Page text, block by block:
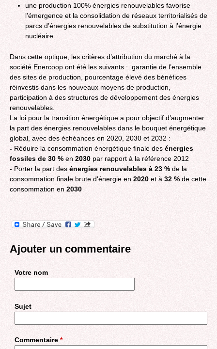
une production 100% énergies renouvelables favorise
l’émergence et la consolidation de réseaux territorialisés de
parcs d’énergies renouvelables de substitution à l’énergie
nucléaire
Dans cette optique, les critères d’attribution du marché à la
société Enercoop ont été les suivants : garantie de l’ensemble
des sites de production, pourcentage élevé des bénéfices
réinvestis dans les nouveaux moyens de production,
participation à des structures de développement des énergies
renouvelables.
La loi pour la transition énergétique a pour objectif d’augmenter
la part des énergies renouvelables dans le bouquet énergétique
global, avec des échéances en 2020, 2030 et 2032 :
- Réduire la consommation énergétique finale des énergies
fossiles de 30 % en 2030 par rapport à la référence 2012
- Porter la part des énergies renouvelables à 23 % de la
consommation finale brute d'énergie en 2020 et à 32 % de cette
consommation en 2030
Ajouter un commentaire
Votre nom
Sujet
Commentaire *